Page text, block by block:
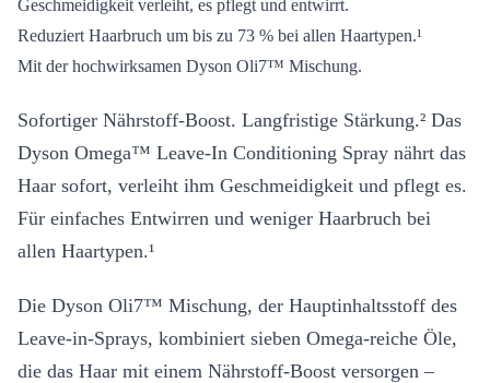
Geschmeidigkeit verleiht, es pflegt und entwirrt.
Reduziert Haarbruch um bis zu 73 % bei allen Haartypen.¹
Mit der hochwirksamen Dyson Oli7™ Mischung.
Sofortiger Nährstoff-Boost. Langfristige Stärkung.² Das
Dyson Omega™ Leave-In Conditioning Spray nährt das
Haar sofort, verleiht ihm Geschmeidigkeit und pflegt es.
Für einfaches Entwirren und weniger Haarbruch bei
allen Haartypen.¹
Die Dyson Oli7™ Mischung, der Hauptinhaltsstoff des
Leave-in-Sprays, kombiniert sieben Omega-reiche Öle,
die das Haar mit einem Nährstoff-Boost versorgen –